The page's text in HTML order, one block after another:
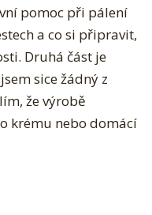
pomoc při pálení
a co si připravit,
Druhá část je
sice žádný z
že výrobě
krému nebo domácí